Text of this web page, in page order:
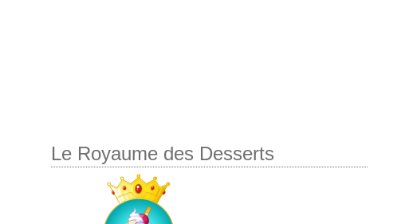
Le Royaume des Desserts